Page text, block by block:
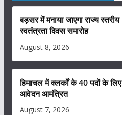
बड़सर में मनाया जाएगा राज्य स्तरीय
स्वतंत्रता दिवस समारोह
August 8, 2026
हिमाचल में क्लर्कों के 40 पदों के लिए
आवेदन आमंत्रित
August 7, 2026